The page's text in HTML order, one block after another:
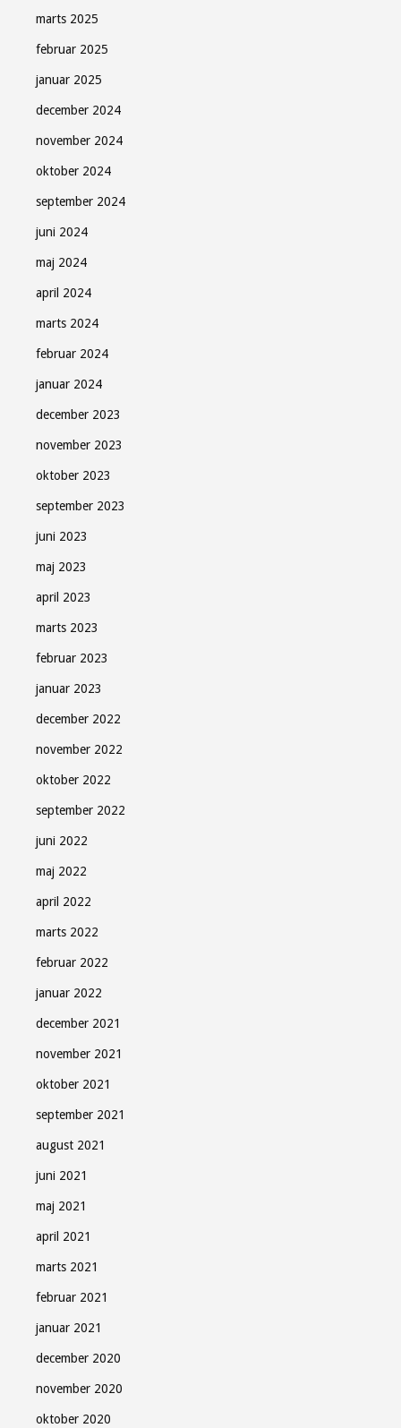
marts 2025
februar 2025
januar 2025
december 2024
november 2024
oktober 2024
september 2024
juni 2024
maj 2024
april 2024
marts 2024
februar 2024
januar 2024
december 2023
november 2023
oktober 2023
september 2023
juni 2023
maj 2023
april 2023
marts 2023
februar 2023
januar 2023
december 2022
november 2022
oktober 2022
september 2022
juni 2022
maj 2022
april 2022
marts 2022
februar 2022
januar 2022
december 2021
november 2021
oktober 2021
september 2021
august 2021
juni 2021
maj 2021
april 2021
marts 2021
februar 2021
januar 2021
december 2020
november 2020
oktober 2020